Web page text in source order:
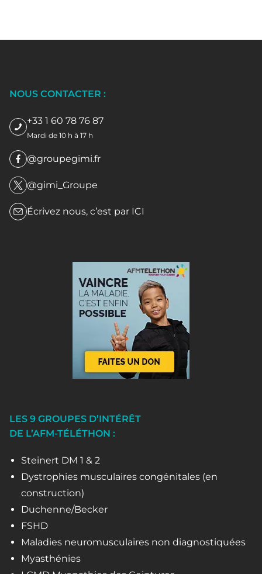
NOUS CONTACTER :
+33 1 60 78 76 87
Mardi de 10 h à 17 h
@groupegimi.fr
@gimi_Groupe
Écrivez nous, c’est par ICI
LES 9 GROUPES D’INTÉRÊT
DE L’AFM-TÉLÉTHON :
Steinert DM 1 & 2
Dystrophies musculaires congénitales (en
construction)
Duchenne/Becker
FSHD
Maladies neuromusculaires non diagnostiquées
Myasthénies